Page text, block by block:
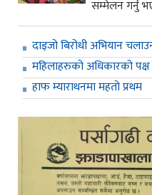
सम्मेलन गर्नु
दाइजो बिरोधी अभियान
महिलाहरुको अधिकारको
हाफ म्याराथनमा महतो प्रथम